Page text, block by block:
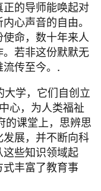
的导师能唤起对
心声音的自由。
命，数十年来人
若非这份默默无
传至今。.
大学，它们自创立
心，为人类福祉
的课堂上，思辨思
展，并不断向科
些知识领域起
丰富了教育事